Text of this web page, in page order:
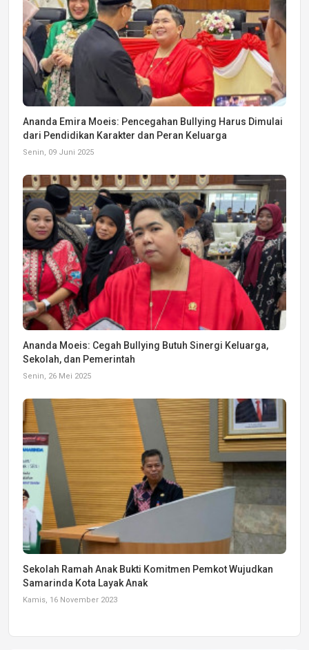
Ananda Emira Moeis: Pencegahan Bullying Harus Dimulai
dari Pendidikan Karakter dan Peran Keluarga
Senin, 09 Juni 2025
Ananda Moeis: Cegah Bullying Butuh Sinergi Keluarga,
Sekolah, dan Pemerintah
Senin, 26 Mei 2025
Sekolah Ramah Anak Bukti Komitmen Pemkot Wujudkan
Samarinda Kota Layak Anak
Kamis, 16 November 2023